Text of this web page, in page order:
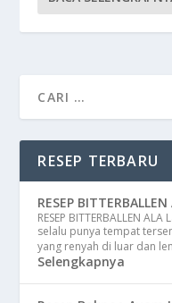
RESEP TERBARU
RESEP
RESEP BITTERBALLEN
selalu punya tempat
yang renyah di luar dan
Selengkapnya